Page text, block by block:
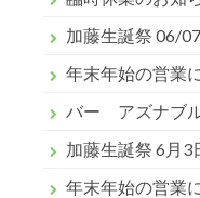
加藤生誕祭 06/
年末年始の営業
バー アズナブ
加藤生誕祭 6月3
年末年始の営業